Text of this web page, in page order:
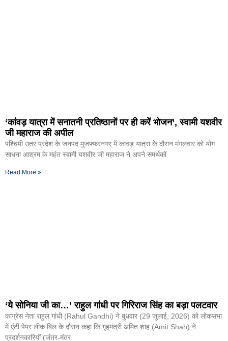
‘कांवड़ यात्रा में सनातनी प्रतिष्ठानों पर ही करें भोजन’, स्वामी यशवीर
जी महाराज की अपील
पश्चिमी उतर प्रदेश के जनपद मुजफ्फरनगर में कांवड़ यात्रा के दौरान मंगलवार को योग
साधना आश्रम के महंत स्वामी यशवीर जी महाराज ने अपने समर्थकों
Read More »
‘ये सोनिया जी का…’ राहुल गांधी पर गिरिराज सिंह का बड़ा पलटवार
कांग्रेस नेता राहुल गांंधी (Rahul Gandhi) ने बुधवार (29 जुलाई, 2026) को लोकसभा
में एंटी पेपर लीक बिल के दौरान कहा कि गृहमंत्री अमित शाह (Amit Shah) ने
प्रदर्शनकारियों (जंतर-मंतर